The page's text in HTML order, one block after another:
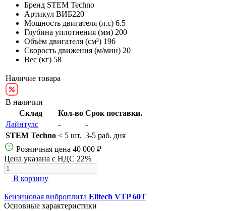
Бренд STEM Techno
Артикул ВИБ220
Мощность двигателя (л.с) 6.5
Глубина уплотнения (мм) 200
Объём двигателя (см³) 196
Скорость движения (м/мин) 20
Вес (кг) 58
Наличие товара
В наличии
Склад
Кол-во Срок поставки.
Лайнтулс
-
-
STEM Techno < 5 шт. 3-5 раб. дня
Розничная цена 40 000 ₽
Цена указана с НДС 22%
В корзину
Бензиновая виброплита Elitech VTP 60T
Основные характеристики